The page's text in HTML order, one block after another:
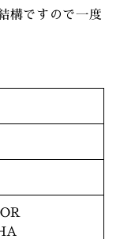
構ですので一度